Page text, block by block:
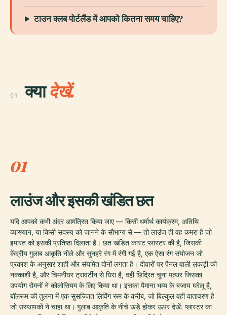
टाउन क्लब पोर्टलैंड में आपको कितना समय चाहिए?
01 क्यादेखें.
01
लाउंज और इसकी खंडित छत
यदि आपको कभी अंदर आमंत्रित किया जाए — किसी धर्मार्थ कार्यक्रम, अतिथि
व्याख्यान, या किसी सदस्य को जानने के सौभाग्य से — तो लाउंज ही वह कमरा है जो
इमारत को इसकी प्रतिष्ठा दिलाता है। छत खंडित कास्ट प्लास्टर की है, जिसकी
केंद्रीय गुलाब आकृति नीले और सुनहरे रंग में रंगी गई है, एक ऐसा रंग संयोजन जो
प्रकाश के अनुसार शाही और संयमित दोनों लगता है। दीवारों पर पैनल वाली लकड़ी की
नक्काशी है, और चिमनीघर ट्रावर्टीन से घिरा है, वही छिद्रित चूना पत्थर जिसका
उपयोग रोमनों ने कोलोसियम के लिए किया था। इसका पैमाना भव्य के बजाय घरेलू है,
बॉलरूम की तुलना में एक सुसज्जित लिविंग रूम के करीब, जो बिल्कुल वही वातावरण है
जो संस्थापकों ने चाहा था। गुलाब आकृति के नीचे खड़े होकर ऊपर देखें: प्लास्टर का